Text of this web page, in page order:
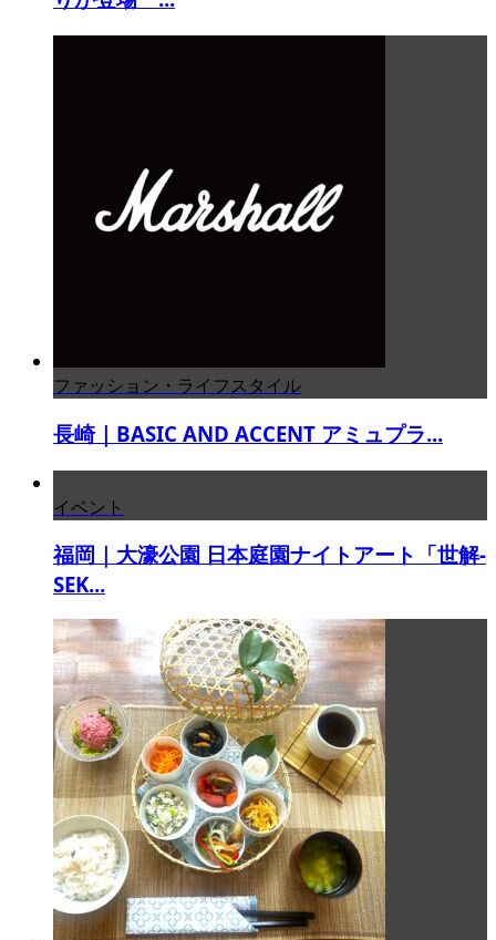
ファッション・ライフスタイル
長崎｜BASIC AND ACCENT アミュプラ...
イベント
福岡｜大濠公園 日本庭園ナイトアート「世解-
SEK...